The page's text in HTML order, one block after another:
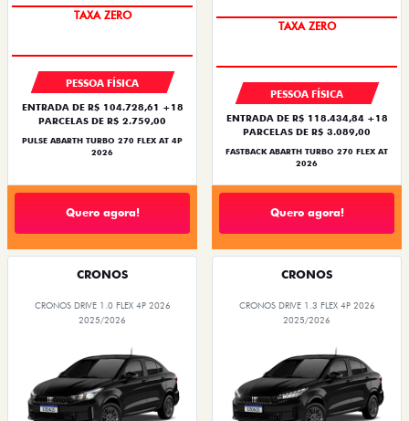
PESSOA FÍSICA
ENTRADA DE R$ 104.728,61 +18
PARCELAS DE R$ 2.759,00
PULSE ABARTH TURBO 270 FLEX AT 4P
2026
Quero agora!
PESSOA FÍSICA
ENTRADA DE R$ 118.434,84 +18
PARCELAS DE R$ 3.089,00
FASTBACK ABARTH TURBO 270 FLEX AT
2026
Quero agora!
CRONOS
CRONOS DRIVE 1.0 FLEX 4P 2026
2025/2026
CRONOS
CRONOS DRIVE 1.3 FLEX 4P 2026
2025/2026